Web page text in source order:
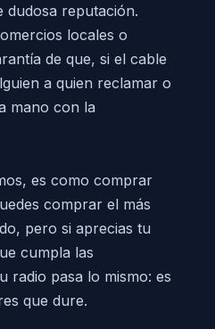
dudosa reputación.
locales o
de que, si el cable
a quien reclamar o
mano con la
es como comprar
comprar el más
pero si aprecias tu
cumpla las
radio pasa lo mismo: es
que dure.